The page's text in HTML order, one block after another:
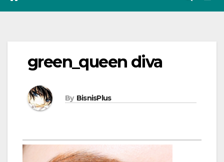
green_queen diva
By BisnisPlus